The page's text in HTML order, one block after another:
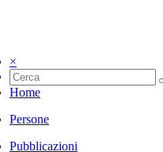
×
Home
Persone
Pubblicazioni